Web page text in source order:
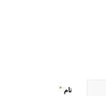
نام *